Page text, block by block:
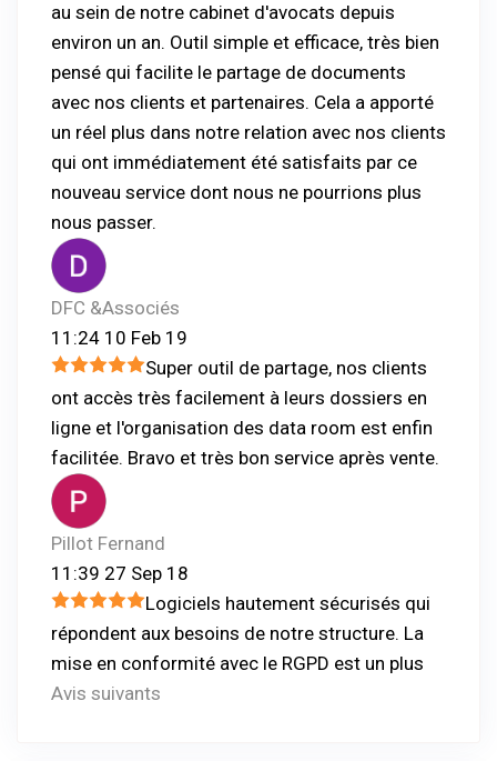
au sein de notre cabinet d'avocats depuis
environ un an. Outil simple et efficace, très bien
pensé qui facilite le partage de documents
avec nos clients et partenaires. Cela a apporté
un réel plus dans notre relation avec nos clients
qui ont immédiatement été satisfaits par ce
nouveau service dont nous ne pourrions plus
nous passer.
DFC &Associés
11:24 10 Feb 19
Super outil de partage, nos clients
ont accès très facilement à leurs dossiers en
ligne et l'organisation des data room est enfin
facilitée. Bravo et très bon service après vente.
Pillot Fernand
11:39 27 Sep 18
Logiciels hautement sécurisés qui
répondent aux besoins de notre structure. La
mise en conformité avec le RGPD est un plus
Avis suivants